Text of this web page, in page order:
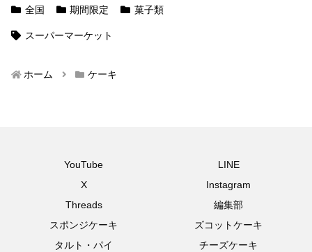
全国
期間限定 菓子類
スーパーマーケット
ホーム ケーキ
YouTube
LINE
X
Instagram
Threads
編集部
スポンジケーキ
ズコットケーキ
タルト・パイ
チーズケーキ